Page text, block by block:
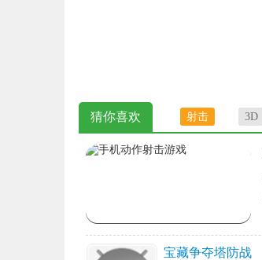
猜你喜欢 射击 3D
宝藏争夺塔防战